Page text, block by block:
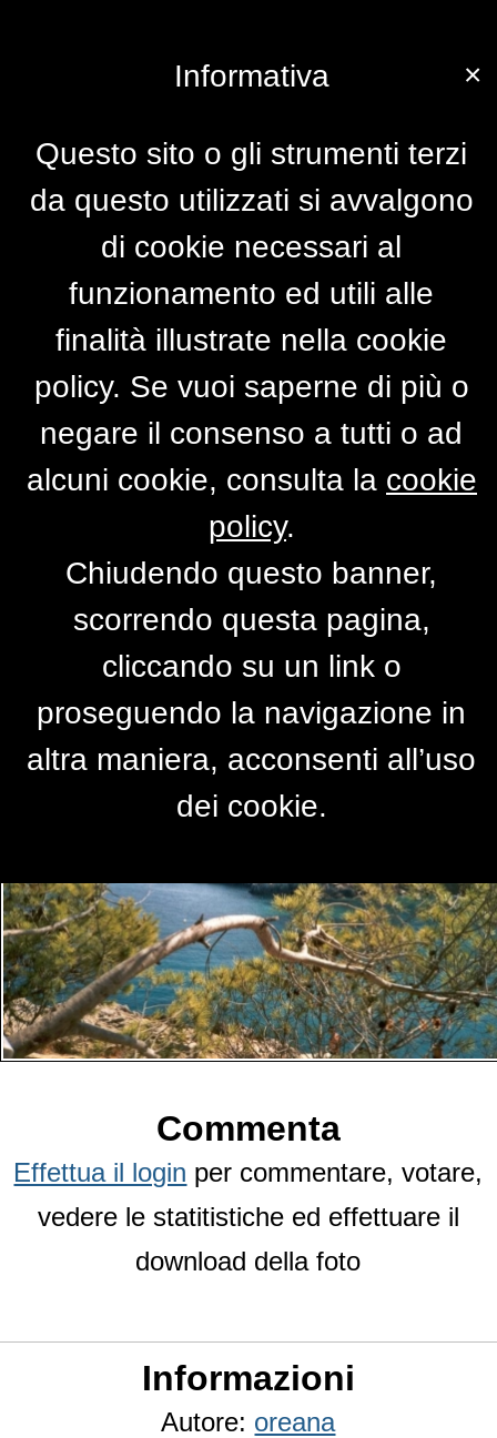
cartolina
dipearl
Commenta
Effettua il login per commentare, votare,
vedere le statitistiche ed effettuare il
download della foto
Informazioni
Autore: oreana
×
Informativa
Questo sito o gli strumenti terzi
da questo utilizzati si avvalgono
di cookie necessari al
funzionamento ed utili alle
finalità illustrate nella cookie
policy. Se vuoi saperne di più o
negare il consenso a tutti o ad
alcuni cookie, consulta la cookie
policy.
Chiudendo questo banner,
scorrendo questa pagina,
cliccando su un link o
proseguendo la navigazione in
altra maniera, acconsenti all’uso
dei cookie.